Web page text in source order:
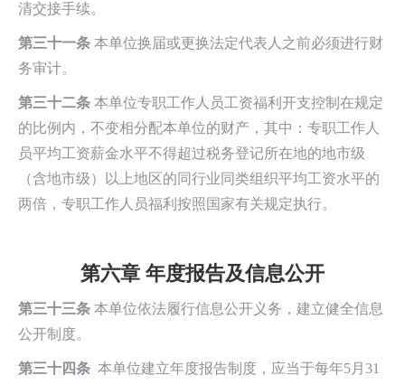
清交接手续。
第三十一条 本单位换届或更换法定代表人之前必须进行财
务审计。
第三十二条 本单位专职工作人员工资福利开支控制在规定
的比例内，不变相分配本单位的财产，其中：专职工作人
员平均工资薪金水平不得超过税务登记所在地的地市级
（含地市级）以上地区的同行业同类组织平均工资水平的
两倍，专职工作人员福利按照国家有关规定执行。
第六章 年度报告及信息公开
第三十三条 本单位依法履行信息公开义务，建立健全信息
公开制度。
第三十四条 本单位建立年度报告制度，应当于每年5月31